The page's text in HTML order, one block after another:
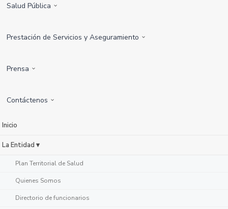
Salud Pública
Prestación de Servicios y Aseguramiento
Prensa
Contáctenos
Inicio
La Entidad ▾
Plan Territorial de Salud
Quienes Somos
Directorio de funcionarios